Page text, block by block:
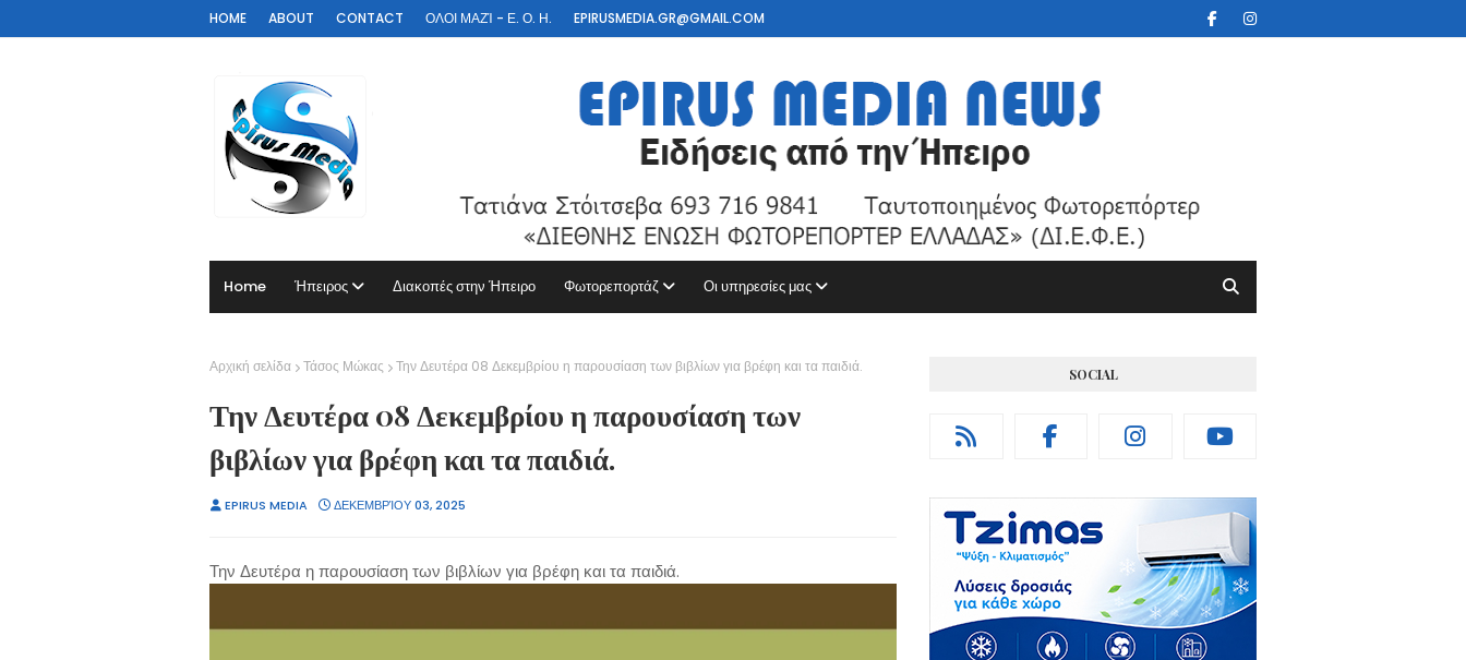
HOME ABOUT CONTACT ΟΛΟΙ ΜΑΖΊ - Ε. Ο. Η. EPIRUSMEDIA.GR@GMAIL.COM
Home Ήπειρος Διακοπές στην Ήπειρο Φωτορεπορτάζ Οι υπηρεσίες μας
Αρχική σελίδα Τάσος Μώκας Την Δευτέρα 08 Δεκεμβρίου η παρουσίαση των βιβλίων για βρέφη και τα παιδιά.
Την Δευτέρα 08 Δεκεμβρίου η παρουσίαση των
βιβλίων για βρέφη και τα παιδιά.
EPIRUS MEDIA ΔΕΚΕΜΒΡΊΟΥ 03, 2025
Την Δευτέρα η παρουσίαση των βιβλίων για βρέφη και τα παιδιά.
SOCIAL